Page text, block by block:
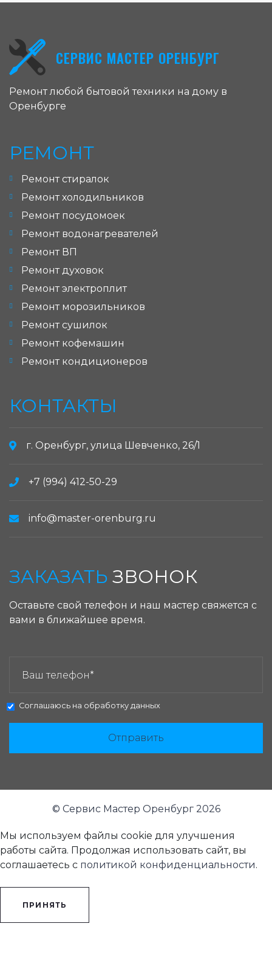
СЕРВИС МАСТЕР ОРЕНБУРГ
Ремонт любой бытовой техники на дому в
Оренбурге
РЕМОНТ
Ремонт стиралок
Ремонт холодильников
Ремонт посудомоек
Ремонт водонагревателей
Ремонт ВП
Ремонт духовок
Ремонт электроплит
Ремонт морозильников
Ремонт сушилок
Ремонт кофемашин
Ремонт кондиционеров
КОНТАКТЫ
г. Оренбург, улица Шевченко, 26/1
+7 (994) 412-50-29
info@master-orenburg.ru
ЗАКАЗАТЬ ЗВОНОК
Оставьте свой телефон и наш мастер свяжется с
вами в ближайшее время.
Соглашаюсь на обработку данных
Отправить
© Сервис Мастер Оренбург 2026
Мы используем файлы cookie для улучшения
работы сайта. Продолжая использовать сайт, вы
соглашаетесь с политикой конфиденциальности.
ПРИНЯТЬ